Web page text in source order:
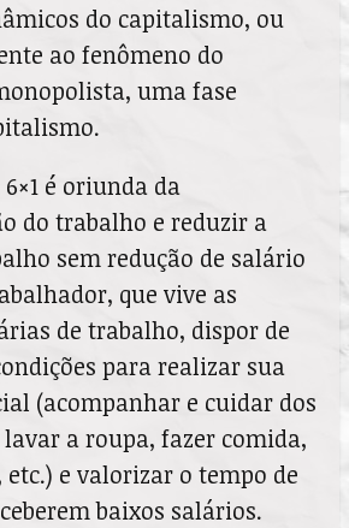
do capitalismo, ou
ao fenômeno do
uma fase
é oriunda da
do trabalho e reduzir a
sem redução de salário
que vive as
de trabalho, dispor de
para realizar sua
(acompanhar e cuidar dos
a roupa, fazer comida,
e valorizar o tempo de
baixos salários.